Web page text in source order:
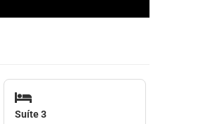
Suíte 3